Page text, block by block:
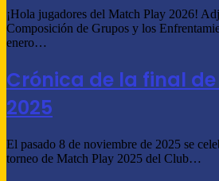
¡Hola jugadores del Match Play 2026!
Composición de Grupos y los
enero…
Crónica de la final
2025
El pasado 8 de noviembre de 2025 se
torneo de Match Play 2025 del Club…